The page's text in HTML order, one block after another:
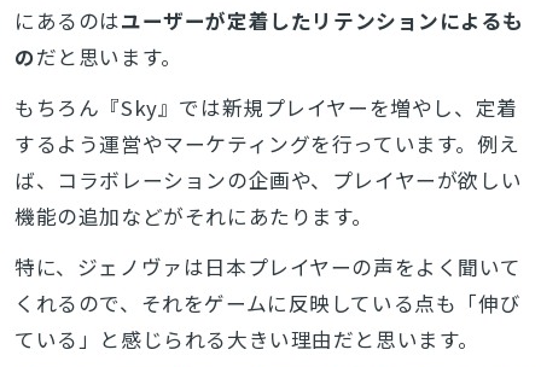
にあるのはユーザーが定着したリテンションによるも
のだと思います。
もちろん『Sky』では新規プレイヤーを増やし、定着
するよう運営やマーケティングを行っています。例え
ば、コラボレーションの企画や、プレイヤーが欲しい
機能の追加などがそれにあたります。
特に、ジェノヴァは日本プレイヤーの声をよく聞いて
くれるので、それをゲームに反映している点も「伸び
ている」と感じられる大きい理由だと思います。